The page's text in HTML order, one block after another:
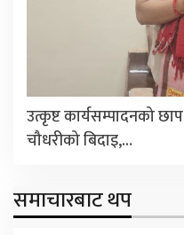
उत्कृष्ट कार्यसम्पादनको
चौधरीको बिदाइ,…
समाचारबाट थप